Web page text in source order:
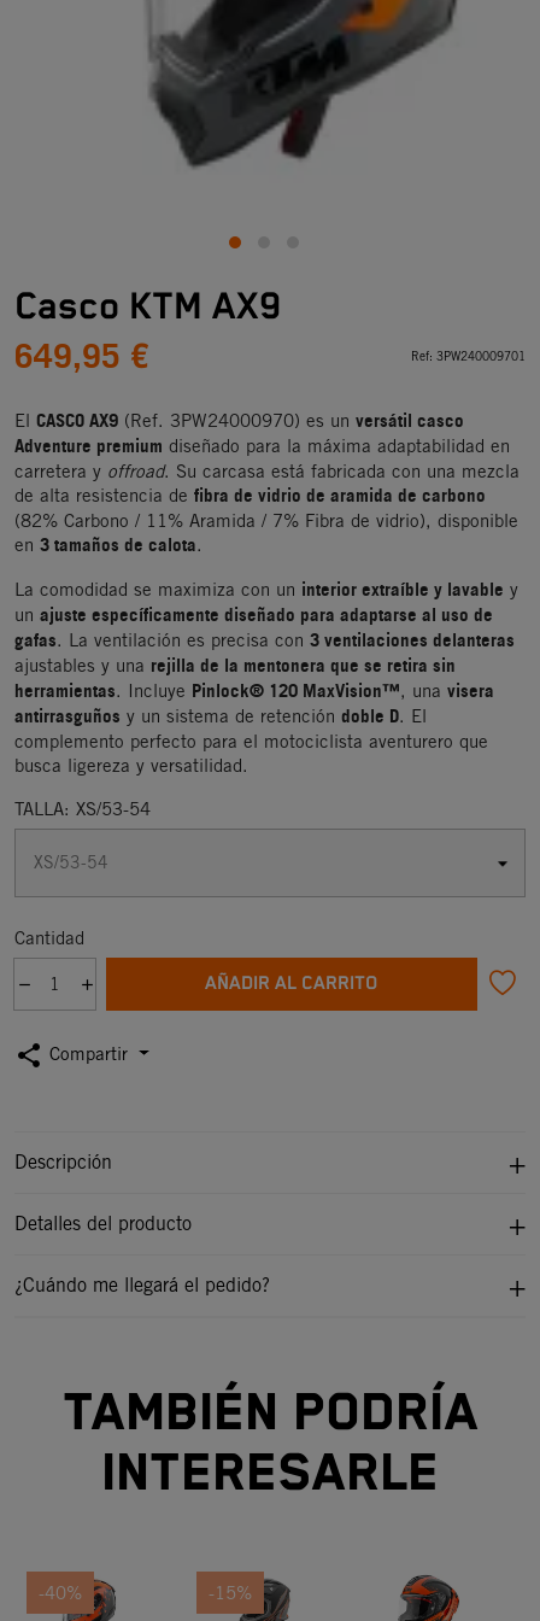
Casco KTM AX9
649,95 € Ref: 3PW240009701
El CASCO AX9 (Ref. 3PW24000970) es un versátil casco
Adventure premium diseñado para la máxima adaptabilidad en
carretera y offroad. Su carcasa está fabricada con una mezcla
de alta resistencia de fibra de vidrio de aramida de carbono
(82% Carbono / 11% Aramida / 7% Fibra de vidrio), disponible
en 3 tamaños de calota.
La comodidad se maximiza con un interior extraíble y lavable y
un ajuste específicamente diseñado para adaptarse al uso de
gafas. La ventilación es precisa con 3 ventilaciones delanteras
ajustables y una rejilla de la mentonera que se retira sin
herramientas. Incluye Pinlock® 120 MaxVision™, una visera
antirrasguños y un sistema de retención doble D. El
complemento perfecto para el motociclista aventurero que
busca ligereza y versatilidad.
TALLA: XS/53-54
Cantidad
AÑADIR AL CARRITO
share Compartir
Descripción
Detalles del producto
¿Cuándo me llegará el pedido?
TAMBIÉN PODRÍA
INTERESARLE
-40% -15%